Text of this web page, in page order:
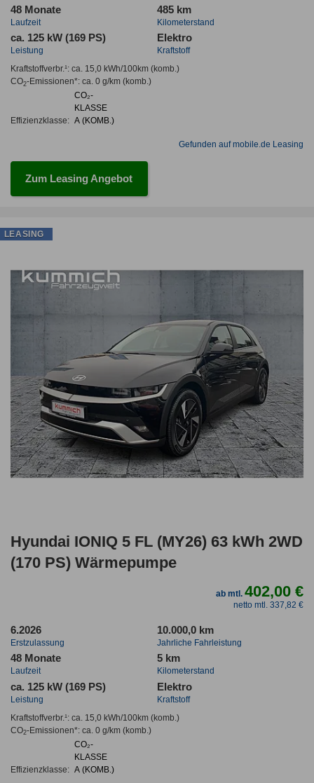
48 Monate
Laufzeit
485 km
Kilometerstand
ca. 125 kW (169 PS)
Leistung
Elektro
Kraftstoff
Kraftstoffverbr.¹: ca. 15,0 kWh/100km(komb.)
CO2-Emissionen*: ca. 0 g/km(komb.)
Effizienzklasse:
CO₂-
KLASSE
A (KOMB.)
Gefunden auf mobile.de Leasing
Zum Leasing Angebot
Hyundai IONIQ 5 FL (MY26) 63 kWh 2WD
(170 PS) Wärmepumpe
ab mtl.402,00 €
netto mtl. 337,82 €
6.2026
Erstzulassung
10.000,0 km
Jahrliche Fahrleistung
48 Monate
Laufzeit
5 km
Kilometerstand
ca. 125 kW (169 PS)
Leistung
Elektro
Kraftstoff
Kraftstoffverbr.¹: ca. 15,0 kWh/100km(komb.)
CO2-Emissionen*: ca. 0 g/km(komb.)
Effizienzklasse:
CO₂-
KLASSE
A (KOMB.)
LEASING